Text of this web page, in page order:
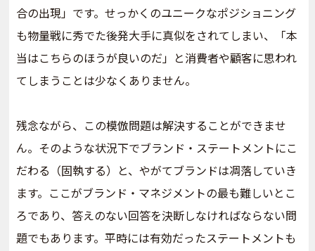
合の出現」です。せっかくのユニークなポジショニング
も物量戦に秀でた後発大手に真似をされてしまい、「本
当はこちらのほうが良いのだ」と消費者や顧客に思われ
てしまうことは少なくありません。
残念ながら、この模倣問題は解決することができませ
ん。そのような状況下でブランド・ステートメントにこ
だわる（固執する）と、やがてブランドは凋落していき
ます。ここがブランド・マネジメントの最も難しいとこ
ろであり、答えのない回答を決断しなければならない問
題でもあります。平時には有効だったステートメントも